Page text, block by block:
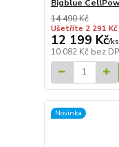
Bigblue
14 490 Kč
Ušetříte 2 291 Kč
12 199 Kč/ks
10 082 Kč bez
Novinka